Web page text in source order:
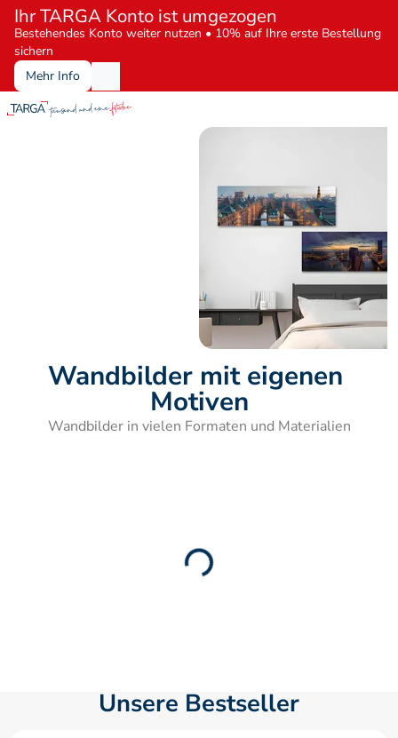
Ihr TARGA Konto ist umgezogen
Bestehendes Konto weiter nutzen • 10% auf Ihre erste Bestellung
sichern
Mehr Info
Wandbilder mit eigenen
Motiven
Wandbilder in vielen Formaten und Materialien
Unsere Bestseller